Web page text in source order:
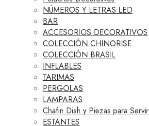
NÚMEROS Y LETRAS LED
BAR
ACCESORIOS DECORATIVOS
COLECCIÓN CHINORISE
COLECCIÓN BRASIL
INFLABLES
TARIMAS
PERGOLAS
LAMPARAS
Chafin Dish y Piezas para Servir
ESTANTES